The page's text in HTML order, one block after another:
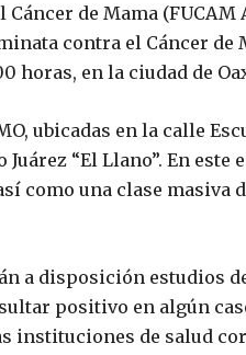
Cáncer de Mama
contra el Cáncer de
horas, en la ciudad de
ubicadas en la calle
Juárez “El Llano”. En
como una clase masiva
a disposición estudios
positivo en algún
instituciones de salud